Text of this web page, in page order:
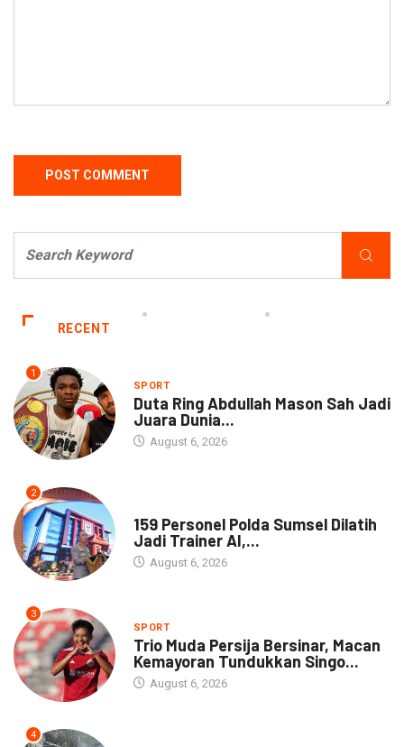
RECENT
1
SPORT
Duta Ring Abdullah Mason Sah Jadi
Juara Dunia...
August 6, 2026
2
159 Personel Polda Sumsel Dilatih
Jadi Trainer AI,...
August 6, 2026
3
SPORT
Trio Muda Persija Bersinar, Macan
Kemayoran Tundukkan Singo...
August 6, 2026
4